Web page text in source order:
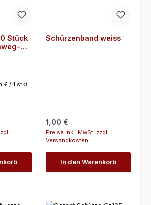
Stück
€ / 1 stk)
Schürzenband weiss
Regulärer Preis:
1,00 €
Preise inkl. MwSt. zzgl.
Versandkosten
In den Warenkorb